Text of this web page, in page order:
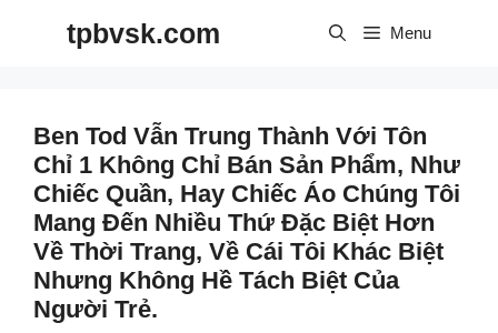
tpbvsk.com Menu
Ben Tod Vẫn Trung Thành Với Tôn
Chỉ 1 Không Chỉ Bán Sản Phẩm, Như
Chiếc Quần, Hay Chiếc Áo Chúng Tôi
Mang Đến Nhiều Thứ Đặc Biệt Hơn
Về Thời Trang, Về Cái Tôi Khác Biệt
Nhưng Không Hề Tách Biệt Của
Người Trẻ.